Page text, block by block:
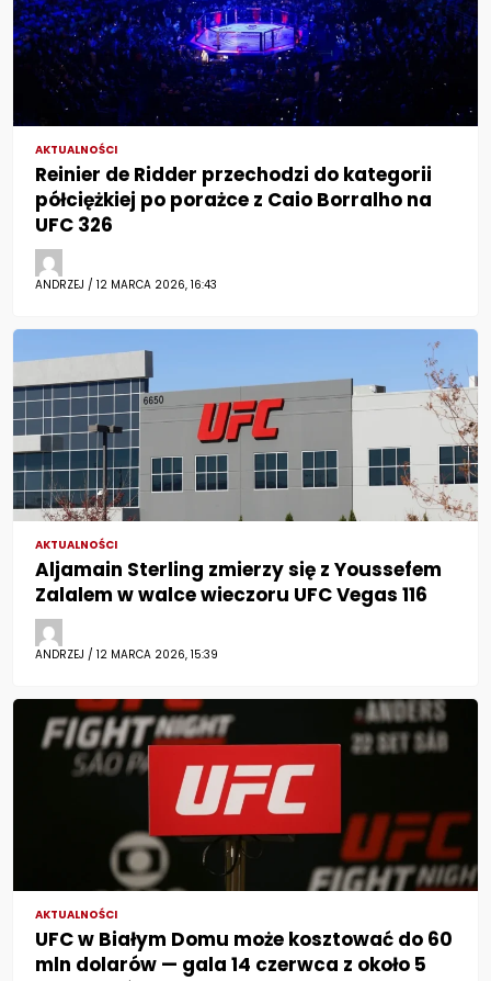
AKTUALNOŚCI
Reinier de Ridder przechodzi do kategorii
półciężkiej po porażce z Caio Borralho na
UFC 326
ANDRZEJ / 12 MARCA 2026, 16:43
AKTUALNOŚCI
Aljamain Sterling zmierzy się z Youssefem
Zalalem w walce wieczoru UFC Vegas 116
ANDRZEJ / 12 MARCA 2026, 15:39
AKTUALNOŚCI
UFC w Białym Domu może kosztować do 60
mln dolarów — gala 14 czerwca z około 5